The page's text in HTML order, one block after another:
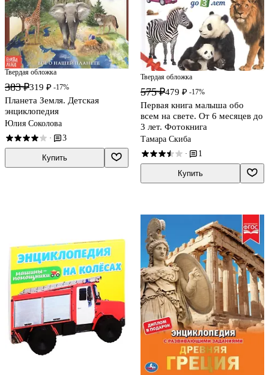
Твердая обложка
383 ₽319 ₽ -17%
Планета Земля. Детская
энциклопедия
Юлия Соколова
· 3
Купить
Твердая обложка
575 ₽479 ₽ -17%
Первая книга малыша обо
всем на свете. От 6 месяцев до
3 лет. Фотокнига
Тамара Скиба
· 1
Купить